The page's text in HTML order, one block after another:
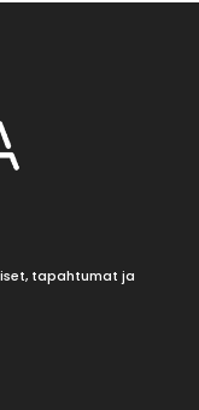
tapahtumat ja